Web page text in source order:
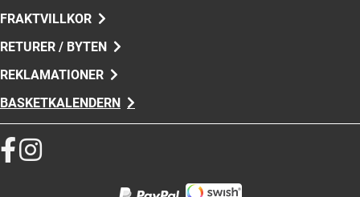
FRAKTVILLKOR
RETURER / BYTEN
REKLAMATIONER
BASKETKALENDERN